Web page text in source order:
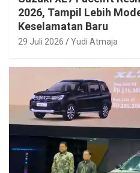
2026, Tampil Lebih
Keselamatan Baru
29 Juli 2026 Yudi Atmaja